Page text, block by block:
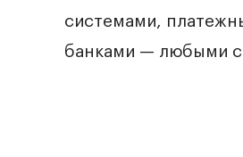
системами,
банками — любыми